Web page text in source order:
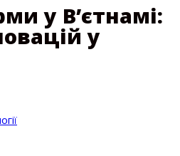
у В’єтнамі:
у